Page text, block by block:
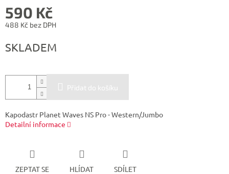
590 Kč
488 Kč bez DPH
cena:
SKLADEM
Přidat do košíku
Kapodastr Planet Waves NS Pro - Western/Jumbo
Detailní informace
ZEPTAT SE HLÍDAT SDÍLET